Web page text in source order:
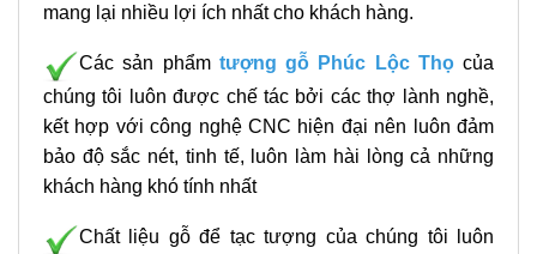
mang lại nhiều lợi ích nhất cho khách hàng.
Các sản phẩm tượng gỗ Phúc Lộc Thọcủa
chúng tôi luôn được chế tác bởi các thợ lành nghề,
kết hợp với công nghệ CNC hiện đại nên luôn đảm
bảo độ sắc nét, tinh tế, luôn làm hài lòng cả những
khách hàng khó tính nhất
Chất liệu gỗ để tạc tượng của chúng tôi luôn